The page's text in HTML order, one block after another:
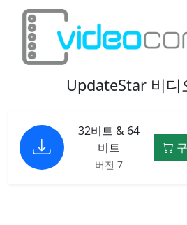
UpdateStar 비디
32비트 & 64
비트
버전 7